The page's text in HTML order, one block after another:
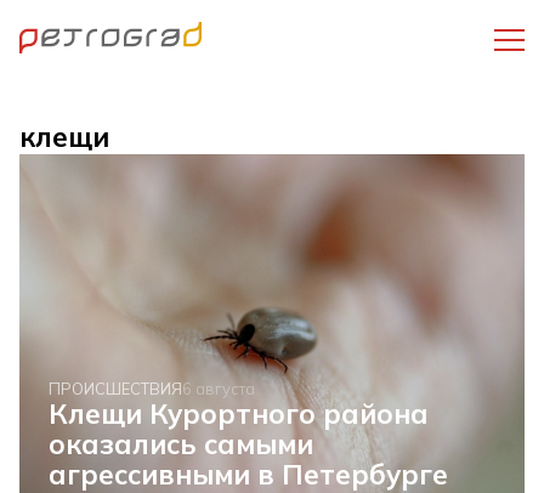
клещи
ПРОИСШЕСТВИЯ6 августа
Клещи Курортного района
оказались самыми
агрессивными в Петербурге